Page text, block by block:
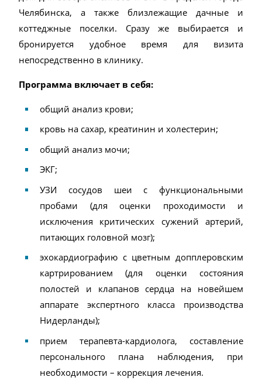
Челябинска, а также близлежащие дачные и
коттеджные поселки. Сразу же выбирается и
бронируется удобное время для визита
непосредственно в клинику.
Программа включает в себя:
общий анализ крови;
кровь на сахар, креатинин и холестерин;
общий анализ мочи;
ЭКГ;
УЗИ сосудов шеи с функциональными
пробами (для оценки проходимости и
исключения критических сужений артерий,
питающих головной мозг);
эхокардиографию с цветным допплеровским
картрированием (для оценки состояния
полостей и клапанов сердца на новейшем
аппарате экспертного класса производства
Нидерланды);
прием терапевта-кардиолога, составление
персонального плана наблюдения, при
необходимости – коррекция лечения.